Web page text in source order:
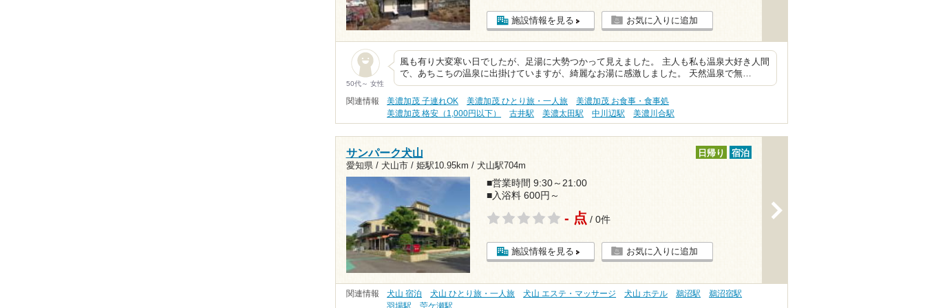
施設情報を見る お気に入りに追加
50代～ 女性
風も有り大変寒い日でしたが、足湯に大勢つかって見えました。 主人も私も温泉大好き人間
で、あちこちの温泉に出掛けていますが、綺麗なお湯に感激しました。 天然温泉で無…
関連情報 美濃加茂 子連れOK 美濃加茂 ひとり旅・一人旅
美濃加茂 お食事・食事処
美濃加茂 格安（1,000円以下）
古井駅 美濃太田駅 中川辺駅 美濃川合駅
サンパーク犬山
愛知県 / 犬山市 / 姫駅10.95km / 犬山駅704m
日帰り 宿泊
■営業時間 9:30～21:00
■入浴料 600円～
- 点 / 0件
施設情報を見る お気に入りに追加
関連情報 犬山 宿泊 犬山 ひとり旅・一人旅 犬山 エステ・マッサージ 犬山 ホテル 鵜沼駅
鵜沼宿駅
羽場駅
苧ケ瀬駅